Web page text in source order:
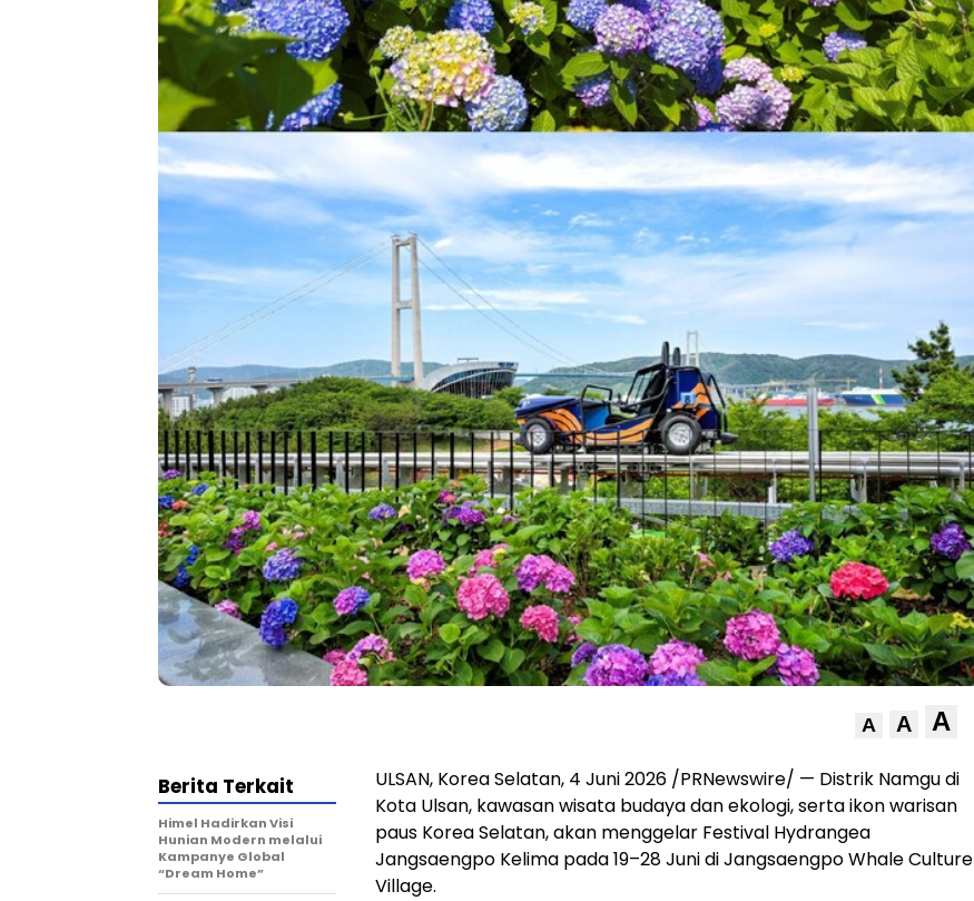
A A A
ULSAN, Korea Selatan, 4 Juni 2026 /PRNewswire/ — Distrik Namgu di
Kota Ulsan, kawasan wisata budaya dan ekologi, serta ikon warisan
paus Korea Selatan, akan menggelar Festival Hydrangea
Jangsaengpo Kelima pada 19–28 Juni di Jangsaengpo Whale Culture
Village.
Berita Terkait
Himel Hadirkan Visi
Hunian Modern melalui
Kampanye Global
“Dream Home”